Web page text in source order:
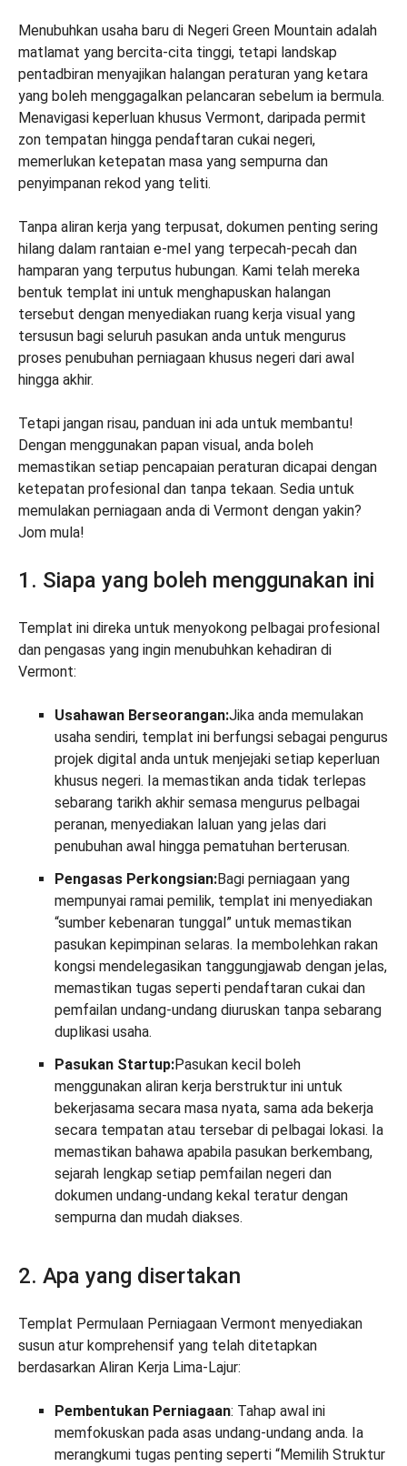
Menubuhkan usaha baru di Negeri Green Mountain adalah
matlamat yang bercita-cita tinggi, tetapi landskap
pentadbiran menyajikan halangan peraturan yang ketara
yang boleh menggagalkan pelancaran sebelum ia bermula.
Menavigasi keperluan khusus Vermont, daripada permit
zon tempatan hingga pendaftaran cukai negeri,
memerlukan ketepatan masa yang sempurna dan
penyimpanan rekod yang teliti.
Tanpa aliran kerja yang terpusat, dokumen penting sering
hilang dalam rantaian e-mel yang terpecah-pecah dan
hamparan yang terputus hubungan. Kami telah mereka
bentuk templat ini untuk menghapuskan halangan
tersebut dengan menyediakan ruang kerja visual yang
tersusun bagi seluruh pasukan anda untuk mengurus
proses penubuhan perniagaan khusus negeri dari awal
hingga akhir.
Tetapi jangan risau, panduan ini ada untuk membantu!
Dengan menggunakan papan visual, anda boleh
memastikan setiap pencapaian peraturan dicapai dengan
ketepatan profesional dan tanpa tekaan. Sedia untuk
memulakan perniagaan anda di Vermont dengan yakin?
Jom mula!
1. Siapa yang boleh menggunakan ini
Templat ini direka untuk menyokong pelbagai profesional
dan pengasas yang ingin menubuhkan kehadiran di
Vermont:
Usahawan Berseorangan:Jika anda memulakan
usaha sendiri, templat ini berfungsi sebagai pengurus
projek digital anda untuk menjejaki setiap keperluan
khusus negeri. Ia memastikan anda tidak terlepas
sebarang tarikh akhir semasa mengurus pelbagai
peranan, menyediakan laluan yang jelas dari
penubuhan awal hingga pematuhan berterusan.
Pengasas Perkongsian:Bagi perniagaan yang
mempunyai ramai pemilik, templat ini menyediakan
“sumber kebenaran tunggal” untuk memastikan
pasukan kepimpinan selaras. Ia membolehkan rakan
kongsi mendelegasikan tanggungjawab dengan jelas,
memastikan tugas seperti pendaftaran cukai dan
pemfailan undang-undang diuruskan tanpa sebarang
duplikasi usaha.
Pasukan Startup:Pasukan kecil boleh
menggunakan aliran kerja berstruktur ini untuk
bekerjasama secara masa nyata, sama ada bekerja
secara tempatan atau tersebar di pelbagai lokasi. Ia
memastikan bahawa apabila pasukan berkembang,
sejarah lengkap setiap pemfailan negeri dan
dokumen undang-undang kekal teratur dengan
sempurna dan mudah diakses.
2. Apa yang disertakan
Templat Permulaan Perniagaan Vermont menyediakan
susun atur komprehensif yang telah ditetapkan
berdasarkan Aliran Kerja Lima-Lajur:
Pembentukan Perniagaan: Tahap awal ini
memfokuskan pada asas undang-undang anda. Ia
merangkumi tugas penting seperti “Memilih Struktur